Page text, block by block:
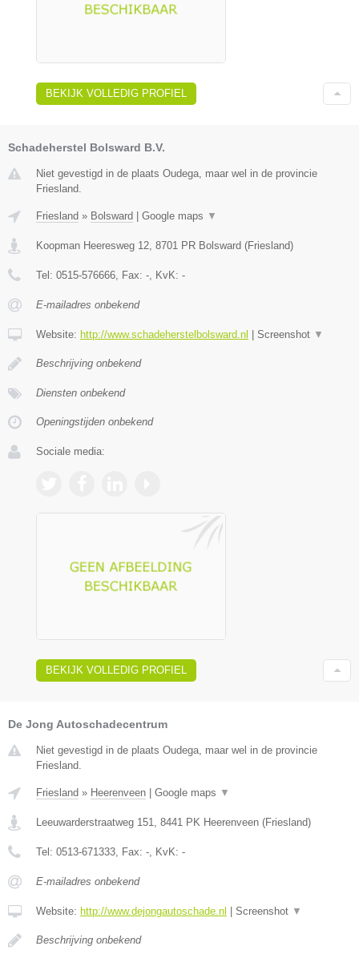
BEKIJK VOLLEDIG PROFIEL
Schadeherstel Bolsward B.V.
Niet gevestigd in de plaats Oudega, maar wel in de provincie
Friesland.
Friesland » Bolsward Google maps ▼
Koopman Heeresweg 12, 8701 PR Bolsward (Friesland)
Tel: 0515-576666, Fax: -, KvK: -
E-mailadres onbekend
Website: http://www.schadeherstelbolsward.nl Screenshot ▼
Beschrijving onbekend
Diensten onbekend
Openingstijden onbekend
Sociale media:
BEKIJK VOLLEDIG PROFIEL
De Jong Autoschadecentrum
Niet gevestigd in de plaats Oudega, maar wel in de provincie
Friesland.
Friesland » Heerenveen | Google maps ▼
Leeuwarderstraatweg 151 8441 PK Heerenveen (Friesland)
Tel: 0513-671333 , Fax: - , KvK: -
E-mailadres onbekend
Website: http://www.dejongautoschade.nl | Screenshot ▼
Beschrijving onbekend